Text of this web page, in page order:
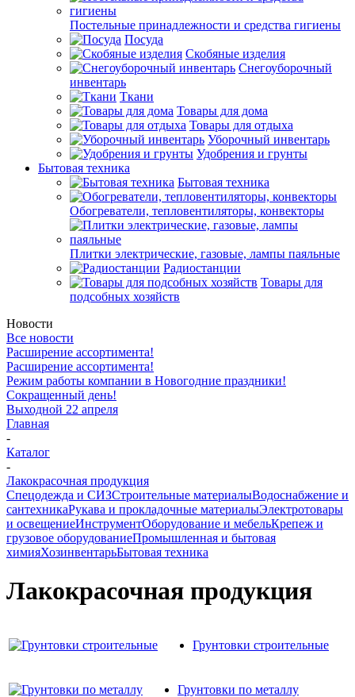
Постельные принадлежности и средства гигиены
Посуда
Скобяные изделия
Снегоуборочный
инвентарь
Ткани
Товары для дома
Товары для отдыха
Уборочный инвентарь
Удобрения и грунты
Бытовая техника
Бытовая техника
Обогреватели, тепловентиляторы, конвекторы
Плитки электрические, газовые, лампы паяльные
Радиостанции
Товары для
подсобных хозяйств
Новости
Все новости
Расширение ассортимента!
Расширение ассортимента!
Режим работы компании в Новогодние праздники!
Сокращенный день!
Выходной 22 апреля
Главная
-
Каталог
-
Лакокрасочная продукция
Спецодежда и СИЗСтроительные материалыВодоснабжение и
сантехникаРукава и прокладочные материалыЭлектротовары
и освещениеИнструментОборудование и мебельКрепеж и
грузовое оборудованиеПромышленная и бытовая
химияХозинвентарьБытовая техника
Лакокрасочная продукция
Грунтовки строительные
Грунтовки по металлу